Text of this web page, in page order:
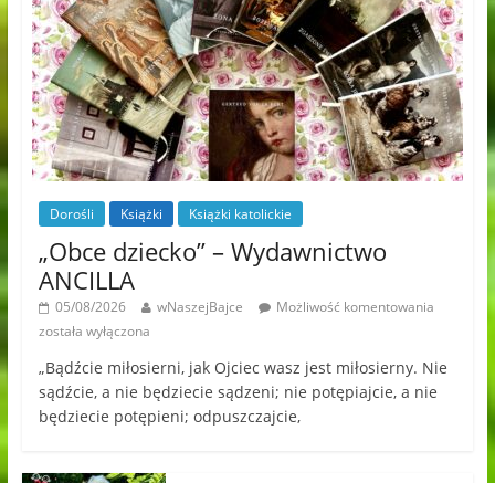
Dorośli Książki Książki katolickie
„Obce dziecko” – Wydawnictwo
ANCILLA
05/08/2026 wNaszejBajce
Możliwość komentowania
została wyłączona
„Bądźcie miłosierni, jak Ojciec wasz jest miłosierny. Nie
sądźcie, a nie będziecie sądzeni; nie potępiajcie, a nie
będziecie potępieni; odpuszczajcie,